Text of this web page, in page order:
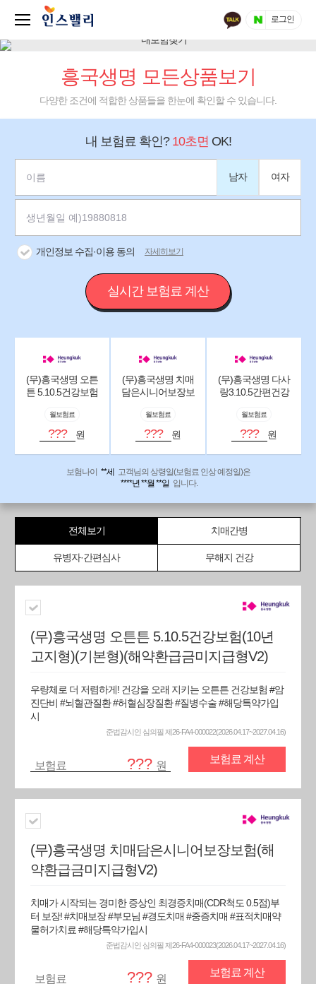
로그인
흥국생명 모든상품보기
다양한 조건에 적합한 상품들을 한눈에 확인할 수 있습니다.
내 보험료 확인? 10초면 OK!
남자 여자
개인정보 수집·이용 동의 자세히보기
실시간 보험료 계산
(무)흥국생명 오튼
튼 5.10.5건강보험
형)(해약환급금미
지급형V2)
월보험료
??? 원
(무)흥국생명 치매
담은시니어보장보
지급형V2)
월보험료
??? 원
(무)흥국생명 다사
랑3.10.5간편건강
환급금미지급형
V2)
월보험료
??? 원
보험나이 **세
고객님의 상령일(보험료 인상 예정일)은
****년 **월 **일 입니다.
전체보기 치매간병
유병자·간편심사 무해지 건강
(무)흥국생명 오튼튼 5.10.5건강보험(10년
고지형)(기본형)(해약환급금미지급형V2)
우량체로 더 저렴하게! 건강을 오래 지키는 오튼튼 건강보험 #암
진단비 #뇌혈관질환 #허혈심장질환 #질병수술 #해당특약가입
시
준법감시인 심의필 제26-FA4-000022(2026.04.17~2027.04.16)
보험료 ??? 원
보험료 계산
(무)흥국생명 치매담은시니어보장보험(해
약환급금미지급형V2)
치매가 시작되는 경미한 증상인 최경증치매(CDR척도 0.5점)부
터 보장! #치매보장 #부모님 #경도치매 #중증치매 #표적치매약
물허가치료 #해당특약가입시
준법감시인 심의필 제26-FA4-000023(2026.04.17~2027.04.16)
보험료 ??? 원
보험료 계산